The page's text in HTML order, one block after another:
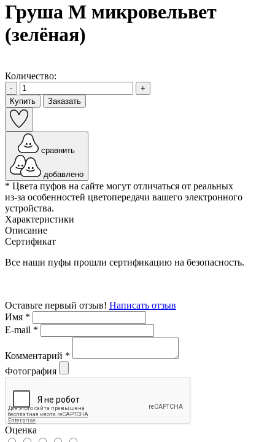
Груша M микровельвет
(зелёная)
Количество:
-
+
Купить
Заказать
сравнить
добавлено
* Цвета пуфов на сайте могут отличаться от реальных
из-за особенностей цветопередачи вашего электронного
устройства.
Характеристики
Описание
Сертификат
Все наши пуфы прошли сертификацию на безопасность.
Оставьте первый отзыв! Написать отзыв
Имя *
E-mail *
Комментарий *
Фотография
Оценка